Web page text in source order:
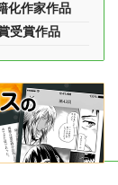
化作家作品
受賞作品